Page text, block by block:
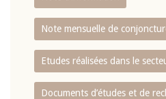
Note mensuelle de
Etudes réalisées dans le
Documents d’études et de